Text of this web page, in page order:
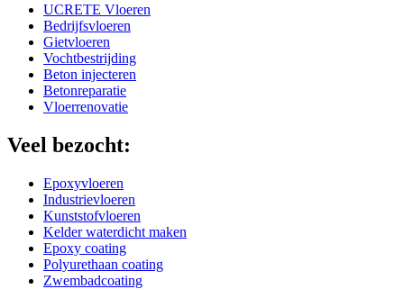
UCRETE Vloeren
Bedrijfsvloeren
Gietvloeren
Vochtbestrijding
Beton injecteren
Betonreparatie
Vloerrenovatie
Veel bezocht:
Epoxyvloeren
Industrievloeren
Kunststofvloeren
Kelder waterdicht maken
Epoxy coating
Polyurethaan coating
Zwembadcoating